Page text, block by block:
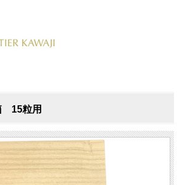
15粒用